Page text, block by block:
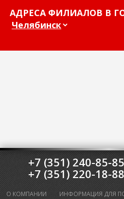
АДРЕСА ФИЛИАЛОВ В
+7 (351) 240-85-85
+7 (351) 220-18-88
О КОМПАНИИ
ИНФОРМАЦИЯ ДЛЯ